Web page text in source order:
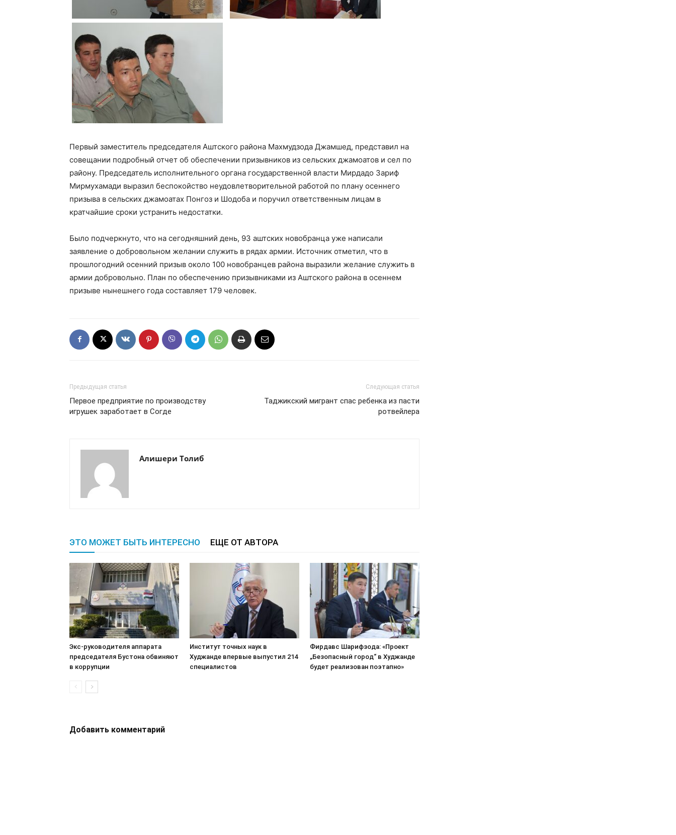
Первый заместитель председателя Аштского района Махмудзода Джамшед, представил на
совещании подробный отчет об обеспечении призывников из сельских джамоатов и сел по
району. Председатель исполнительного органа государственной власти Мирдадо Зариф
Мирмухамади выразил беспокойство неудовлетворительной работой по плану осеннего
призыва в сельских джамоатах Понгоз и Шодоба и поручил ответственным лицам в
кратчайшие сроки устранить недостатки.
Было подчеркнуто, что на сегодняшний день, 93 аштских новобранца уже написали
заявление о добровольном желании служить в рядах армии. Источник отметил, что в
прошлогодний осенний призыв около 100 новобранцев района выразили желание служить в
армии добровольно. План по обеспечению призывниками из Аштского района в осеннем
призыве нынешнего года составляет 179 человек.
Предыдущая статья
Первое предприятие по производству
игрушек заработает в Согде
Следующая статья
Таджикский мигрант спас ребенка из пасти
ротвейлера
Алишери Толиб
ЭТО МОЖЕТ БЫТЬ ИНТЕРЕСНО ЕЩЕ ОТ АВТОРА
Экс-руководителя аппарата
председателя Бустона обвиняют
в коррупции
Институт точных наук в
Худжанде впервые выпустил 214
специалистов
Фирдавс Шарифзода: «Проект
„Безопасный город“ в Худжанде
будет реализован поэтапно»
Добавить комментарий